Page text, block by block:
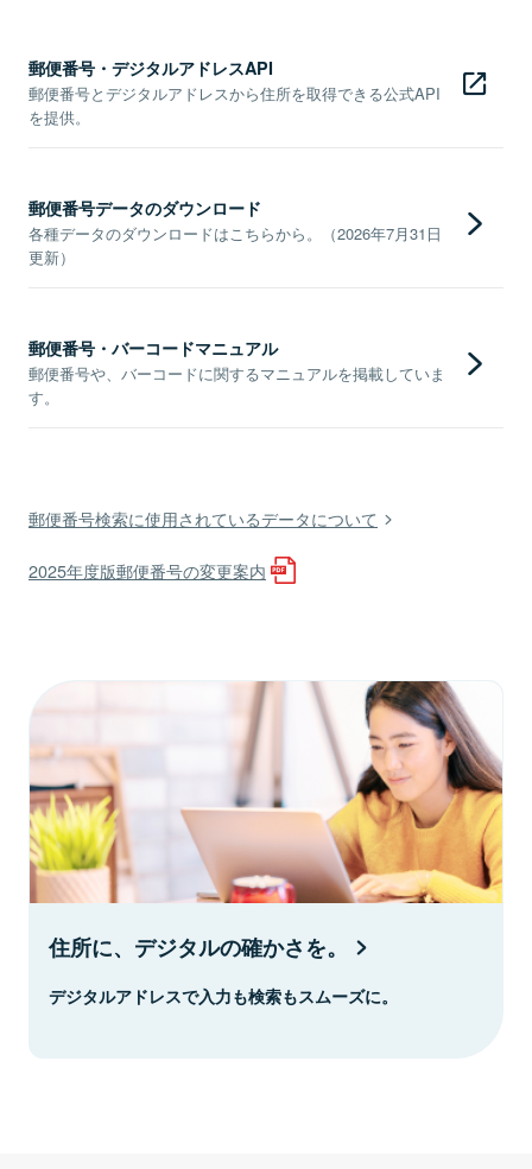
郵便番号・デジタルアドレスAPI
郵便番号とデジタルアドレスから住所を取得できる公式API
を提供。
郵便番号データのダウンロード
各種データのダウンロードはこちらから。（2026年7月31日
更新）
郵便番号・バーコードマニュアル
郵便番号や、バーコードに関するマニュアルを掲載していま
す。
郵便番号検索に使用されているデータについて
2025年度版郵便番号の変更案内
住所に、デジタルの確かさを。
デジタルアドレスで入力も検索もスムーズに。